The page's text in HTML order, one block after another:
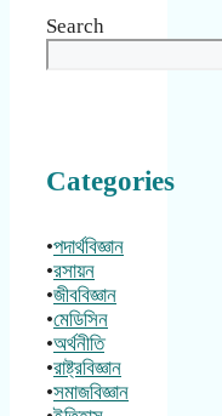
Search
Categories
•পদার্থবিজ্ঞান
•রসায়ন
•জীববিজ্ঞান
•মেডিসিন
•অর্থনীতি
•রাষ্ট্রবিজ্ঞান
•সমাজবিজ্ঞান